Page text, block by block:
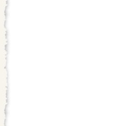
может начаться с
AMERICAN